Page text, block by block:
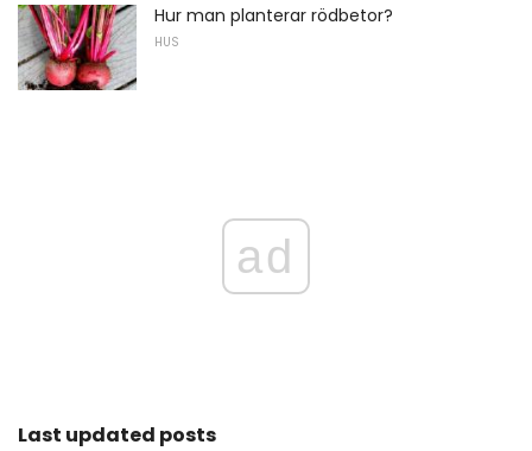
Hur man planterar rödbetor?
HUS
ad
Last updated posts